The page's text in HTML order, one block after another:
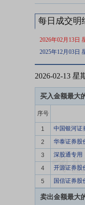
每日成交明
2026年02月13日
2025年12月03日
2026-02-13
买入金额最大
序号
1 中国银河证
2
华泰证券股
3
深股通专用
4
开源证券股
5
国信证券股
卖出金额最大